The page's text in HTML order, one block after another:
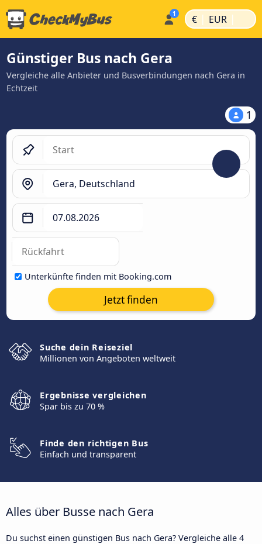
€ | EUR |
Günstiger Bus nach Gera
Vergleiche alle Anbieter und Busverbindungen nach Gera in
Echtzeit
1
Unterkünfte finden mit Booking.com
Jetzt finden
Suche dein Reiseziel
Millionen von Angeboten weltweit
Ergebnisse vergleichen
Spar bis zu 70 %
Finde den richtigen Bus
Einfach und transparent
Alles über Busse nach Gera
Du suchst einen günstigen Bus nach Gera? Vergleiche alle 4